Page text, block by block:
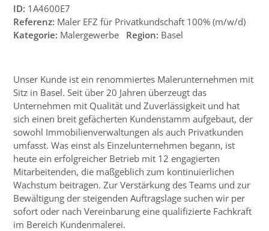
ID: 1A4600E7
Referenz: Maler EFZ für Privatkundschaft 100% (m/w/d)
Kategorie: Malergewerbe Region: Basel
Unser Kunde ist ein renommiertes Malerunternehmen mit
Sitz in Basel. Seit über 20 Jahren überzeugt das
Unternehmen mit Qualität und Zuverlässigkeit und hat
sich einen breit gefächerten Kundenstamm aufgebaut, der
sowohl Immobilienverwaltungen als auch Privatkunden
umfasst. Was einst als Einzelunternehmen begann, ist
heute ein erfolgreicher Betrieb mit 12 engagierten
Mitarbeitenden, die maßgeblich zum kontinuierlichen
Wachstum beitragen. Zur Verstärkung des Teams und zur
Bewältigung der steigenden Auftragslage suchen wir per
sofort oder nach Vereinbarung eine qualifizierte Fachkraft
im Bereich Kundenmalerei.